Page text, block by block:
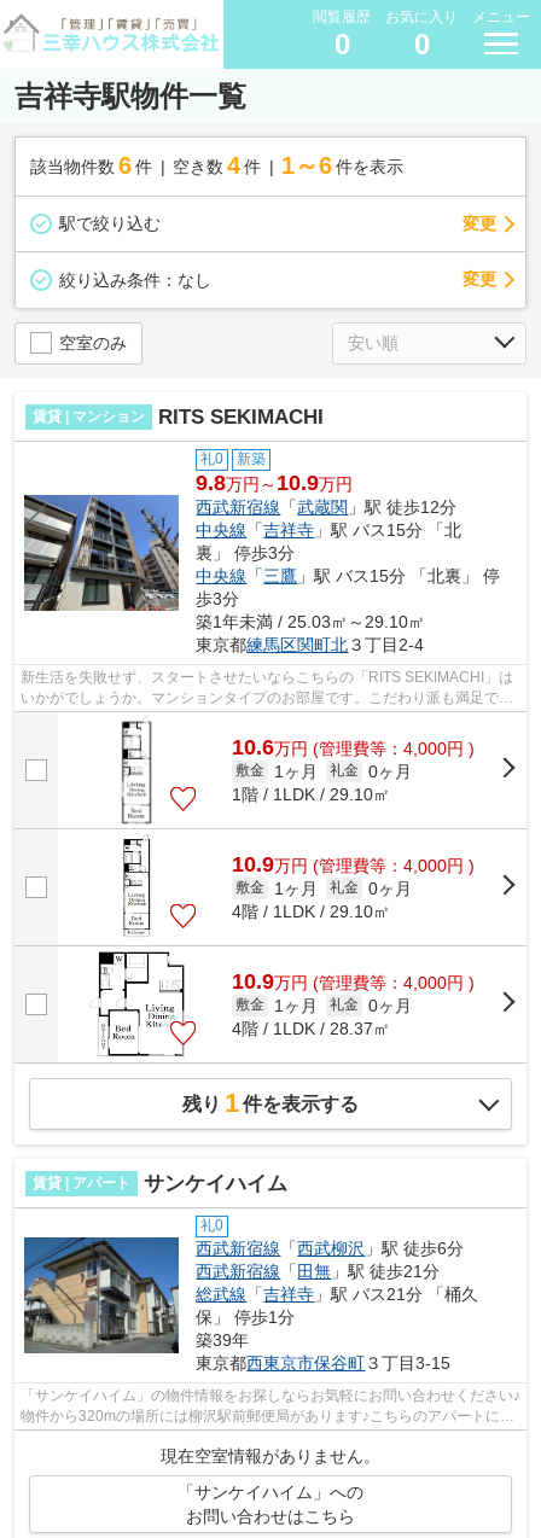
閲覧履歴
0
お気に入り
0
メニュー
吉祥寺駅物件一覧
該当物件数 6件 空き数 4 件 1～6 件を表示
駅で絞り込む 変更
絞り込み条件： なし 変更
空室のみ
賃貸 | マンション RITS SEKIMACHI
礼0 新築
9.8万円～ 10.9万円
西武新宿線 「武蔵関 」駅 徒歩12分
中央線 「吉祥寺 」駅 バス15分 「北
裏」 停歩3分
中央線 「三鷹 」駅 バス15分 「北裏」 停
歩3分
築1年未満 / 25.03㎡～29.10㎡
東京都練馬区関町北３丁目2-4
新生活を失敗せず、スタートさせたいならこちらの「RITS SEKIMACHI」は
いかがでしょうか。マンションタイプのお部屋です。こだわり派も満足でき
るデザイナーズ物件です。2026年築の物...
10.6万円 (管理費等：4,000円 )
敷金 1ヶ月 礼金 0ヶ月
1階 / 1LDK / 29.10㎡
10.9万円 (管理費等：4,000円 )
敷金 1ヶ月 礼金 0ヶ月
4階 / 1LDK / 29.10㎡
10.9万円 (管理費等：4,000円 )
敷金 1ヶ月 礼金 0ヶ月
4階 / 1LDK / 28.37㎡
残り 1件を表示する
賃貸 | アパート サンケイハイム
礼0
西武新宿線 「西武柳沢 」駅 徒歩6分
西武新宿線 「 田無 」駅 徒歩21分
総武線 「吉祥寺 」駅 バス21分 「桶久
保」 停歩1分
築39年
東京都西東京市保谷町３丁目3-15
「サンケイハイム」の物件情報をお探しならお気軽にお問い合わせください♪
物件から320mの場所には柳沢駅前郵便局があります♪こちらのアパートには
現在空室情報がありません。
「サンケイハイム」への
お問い合わせはこちら